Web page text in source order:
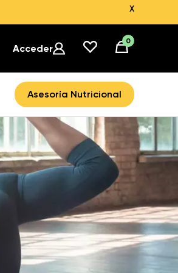
X
Acceder
0
Asesoría Nutricional